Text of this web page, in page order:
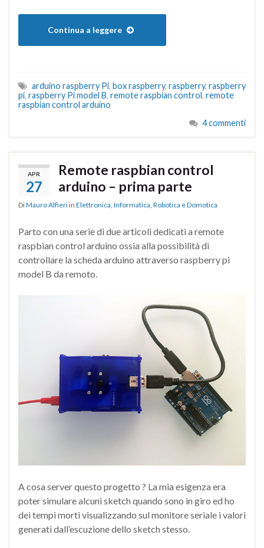
Continua a leggere
arduino raspberry Pi, box raspberry, raspberry, raspberry
pi, raspberry Pi model B, remote raspbian control, remote
raspbian control arduino
4 commenti
APR
27
Remote raspbian control
arduino – prima parte
DiMauro Alfieri in Elettronica Informatica Robotica e Domotica
Parto con una serie di due articoli dedicati a remote
raspbian control arduino ossia alla possibilità di
controllare la scheda arduino attraverso raspberry pi
model B da remoto.
A cosa server questo progetto ? La mia esigenza era
poter simulare alcuni sketch quando sono in giro ed ho
dei tempi morti visualizzando sul monitore seriale i valori
generati dall’escuzione dello sketch stesso.